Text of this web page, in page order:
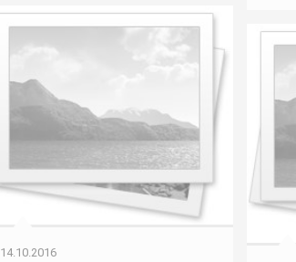
14.10.2016